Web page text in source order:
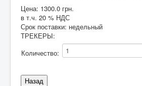
Цена: 1300.0 грн.
в т.ч. 20 % НДС
Срок поставки: недельный
ТРЕКЕРЫ:
Количество: